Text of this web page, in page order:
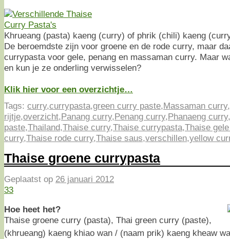
Khrueang (pasta) kaeng (curry) of phrik (chili) kaeng
De beroemdste zijn voor groene en de rode curry, maar
currypasta voor gele, penang en massaman curry. Maar
en kun je ze onderling verwisselen?
Klik hier voor een overzichtje…
Tags: curry,currypasta,green curry paste,Massaman curry,
rijtje,overzicht,Panang curry,Penang curry,Phanaeng curry,
paste,Thailand,Thaise curry,Thaise currypasta,Thaise
curry,Thaise rode curry,Thaise saus,verschillen,yellow
Thaise groene currypasta
Geplaatst op 26 januari 2012
33
Hoe heet het?
Thaise groene curry (pasta), Thai green curry (paste),
(khrueang) kaeng khiao wan / (naam prik) kaeng kheaw